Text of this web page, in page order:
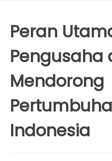
Peran
Pengusaha
Mendorong
Indonesia